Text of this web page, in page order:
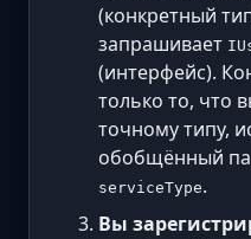
(конкретный
запрашивает
(интерфейс).
только то, что
точному типу,
обобщённый
serviceType.
Вы